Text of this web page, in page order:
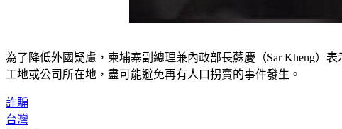
為了降低外國疑慮，柬埔寨副總理兼內政部長蘇慶（Sar Kheng）
工地或公司所在地，盡可能避免再有人口拐賣的事件發生。
詐騙
台灣